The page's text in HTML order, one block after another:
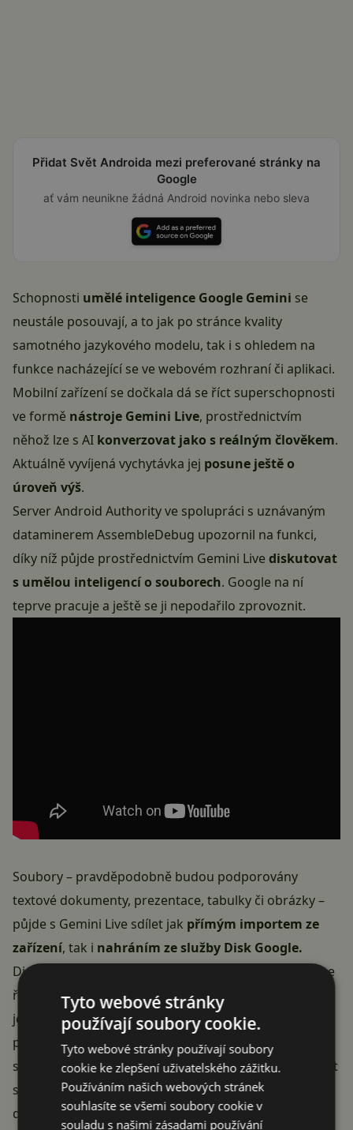
Přidat Svět Androida mezi preferované stránky na
Google
ať vám neunikne žádná Android novinka nebo sleva
Schopnosti umělé inteligence Google Gemini se
neustále posouvají, a to jak po stránce kvality
samotného jazykového modelu, tak i s ohledem na
funkce nacházející se ve webovém rozhraní či aplikaci.
Mobilní zařízení se dočkala dá se říct superschopnosti
ve formě nástroje Gemini Live, prostřednictvím
něhož lze s AI konverzovat jako s reálným člověkem.
Aktuálně vyvíjená vychytávka jej posune ještě o
úroveň výš.
ServerAndroid Authorityve spolupráci s uznávaným
dataminerem AssembleDebug upozornil na funkci,
díky níž půjde prostřednictvím Gemini Livediskutovat
s umělou inteligencí o souborech. Google na ní
teprve pracuje a ještě se ji nepodařilo zprovoznit.
Soubory – pravděpodobně budou podporovány
textové dokumenty, prezentace, tabulky či obrázky –
půjde s Gemini Live sdílet jak přímým importem ze
zařízení, tak i nahráním ze služby Disk Google.
Diskuze nad soubory s Gemini Live bezesporu přinese
řadu výhod. V prvé řadě půjde orychlost a pohodlí
jelikož hlasová interakce přece jenom působí
přirozeněji než psaní a při hlubších úvahách vás bude
stát i méně času. Umělou inteligenci by také mohlo být
snazší dovést ke konkrétnímu bodu v daném
dokumentu. Připravovaná funkce má tedy rozhodně
Tyto webové stránky
používají soubory cookie.
Tyto webové stránky používají soubory
cookie ke zlepšení uživatelského zážitku.
Používáním našich webových stránek
souhlasíte se všemi soubory cookie v
souladu s našimi zásadami používání